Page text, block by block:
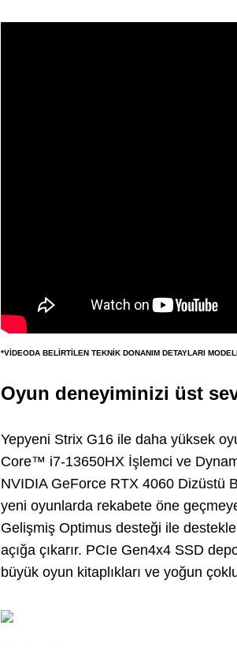
*VİDEODA BELİRTİLEN TEKNİK DONANIM DETAYLARI
Oyun deneyiminizi üst
Yepyeni Strix G16 ile daha yüksek
Core™ i7-13650HX İşlemci ve
NVIDIA GeForce RTX 4060 Dizüstü
yeni oyunlarda rekabete öne
Gelişmiş Optimus desteği ile
açığa çıkarır. PCIe Gen4x4 SSD
büyük oyun kitaplıkları ve yoğun